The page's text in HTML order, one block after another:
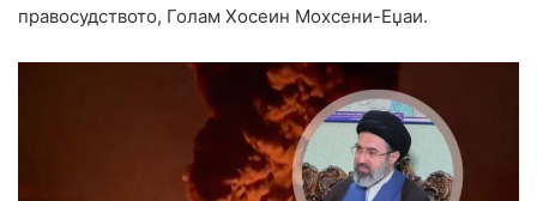
правосудството, Голам Хосеин Мохсени-Еџаи.